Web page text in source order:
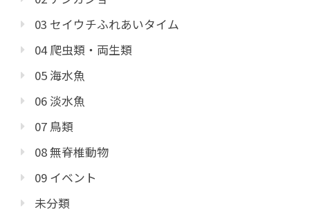
03 セイウチふれあいタイム
04 爬虫類・両生類
05 海水魚
06 淡水魚
07 鳥類
08 無脊椎動物
09 イベント
未分類